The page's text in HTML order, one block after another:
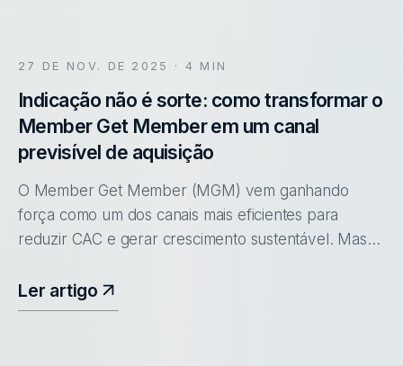
27 DE NOV. DE 2025 · 4 MIN
Indicação não é sorte: como transformar o
Member Get Member em um canal
previsível de aquisição
O Member Get Member (MGM) vem ganhando
força como um dos canais mais eficientes para
reduzir CAC e gerar crescimento sustentável. Mas
vendas por indicação acontecem sozinha
Ler artigo